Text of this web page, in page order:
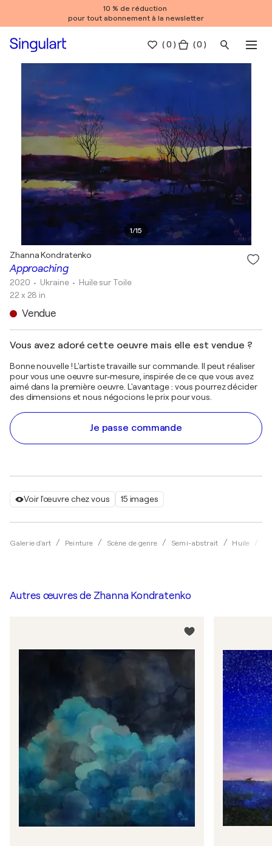
10 % de réduction
pour tout abonnement à la newsletter
(0 ) ( 0 )
1/15
Voir l'œuvre chez vous 15 images
Galerie d'art Peinture Scène de genre Semi-abstrait Huile
Approaching
Zhanna Kondratenko
2020 • Ukraine • Huile sur Toile
22 x 28 in
Vendue
Vous avez adoré cette oeuvre mais elle est vendue ?
Bonne nouvelle ! L'artiste travaille sur commande. Il peut réaliser
pour vous une oeuvre sur-mesure, inspirée de ce que vous avez
aimé dans la première oeuvre. L'avantage : vous pourrez décider
des dimensions et nous négocions le prix pour vous.
Je passe commande
Autres œuvres de Zhanna Kondratenko